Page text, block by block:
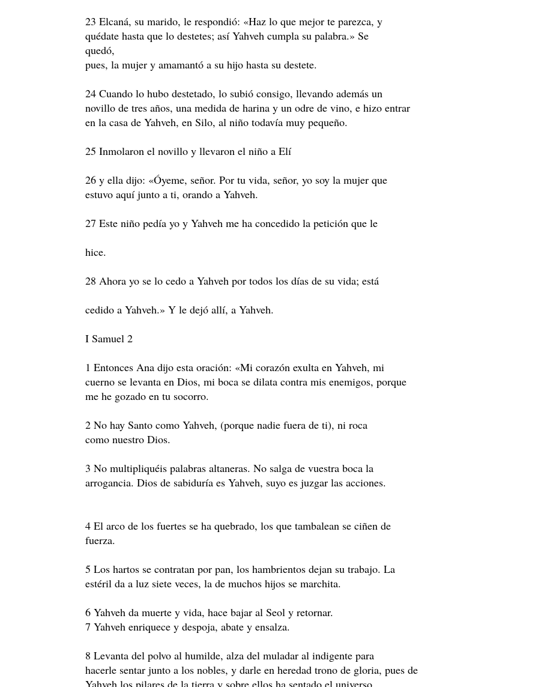
23 Elcaná, su marido, le respondió: «Haz lo que mejor te parezca, y
quédate hasta que lo destetes; así Yahveh cumpla su palabra.» Se
quedó,
pues, la mujer y amamantó a su hijo hasta su destete.
24 Cuando lo hubo destetado, lo subió consigo, llevando además un
novillo de tres años, una medida de harina y un odre de vino, e hizo entrar
en la casa de Yahveh, en Silo, al niño todavía muy pequeño.
25 Inmolaron el novillo y llevaron el niño a Elí
26 y ella dijo: «Óyeme, señor. Por tu vida, señor, yo soy la mujer que
estuvo aquí junto a ti, orando a Yahveh.
27 Este niño pedía yo y Yahveh me ha concedido la petición que le
hice.
28 Ahora yo se lo cedo a Yahveh por todos los días de su vida; está
cedido a Yahveh.» Y le dejó allí, a Yahveh.
I Samuel 2
1 Entonces Ana dijo esta oración: «Mi corazón exulta en Yahveh, mi
cuerno se levanta en Dios, mi boca se dilata contra mis enemigos, porque
me he gozado en tu socorro.
2 No hay Santo como Yahveh, (porque nadie fuera de ti), ni roca
como nuestro Dios.
3 No multipliquéis palabras altaneras. No salga de vuestra boca la
arrogancia. Dios de sabiduría es Yahveh, suyo es juzgar las acciones.
4 El arco de los fuertes se ha quebrado, los que tambalean se ciñen de
fuerza.
5 Los hartos se contratan por pan, los hambrientos dejan su trabajo. La
estéril da a luz siete veces, la de muchos hijos se marchita.
6 Yahveh da muerte y vida, hace bajar al Seol y retornar.
7 Yahveh enriquece y despoja, abate y ensalza.
8 Levanta del polvo al humilde, alza del muladar al indigente para
hacerle sentar junto a los nobles, y darle en heredad trono de gloria, pues de
Yahveh los pilares de la tierra y sobre ellos ha sentado el universo.